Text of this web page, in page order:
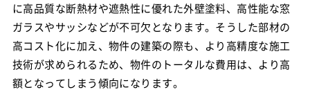
に高品質な断熱材や遮熱性に優れた外壁塗料、高性能な窓
ガラスやサッシなどが不可欠となります。そうした部材の
高コスト化に加え、物件の建築の際も、より高精度な施工
技術が求められるため、物件のトータルな費用は、より高
額となってしまう傾向になります。